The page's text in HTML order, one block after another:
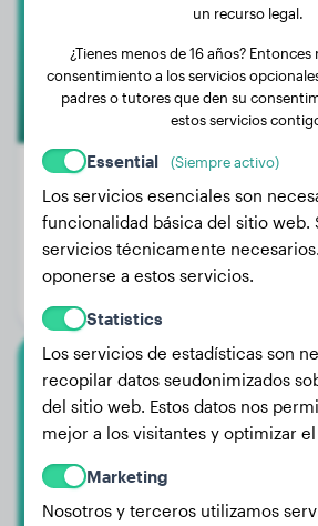
Peso:
Boxer
Kessy
un recurso legal.
¿Tienes menos de 16 años?
consentimiento a los servicios
padres o tutores que den su
estos servicios
Essential (Siempre activo)
Los servicios esenciales son
funcionalidad básica del sitio web.
servicios técnicamente
oponerse a estos servicios.
Statistics
Los servicios de estadísticas son
recopilar datos seudonimizados
del sitio web. Estos datos nos
mejor a los visitantes y optimizar
Marketing
Nosotros y terceros utilizamos